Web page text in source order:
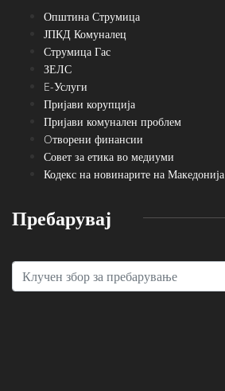
Општина Струмица
ЈПКД Комуналец
Струмица Гас
ЗЕЛС
E-Услуги
Пријави корупција
Пријави комунален проблем
Oтворени финансии
Совет за етика во медиуми
Кодекс на новинарите на Македонија
Пребарувај